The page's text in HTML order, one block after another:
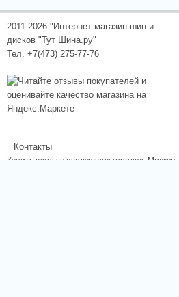
2011-2026 "Интернет-магазин шин и
дисков "Тут Шина.ру"
Тел. +7(473) 275-77-76
Контакты
Купить шины в следующих городах: Москва